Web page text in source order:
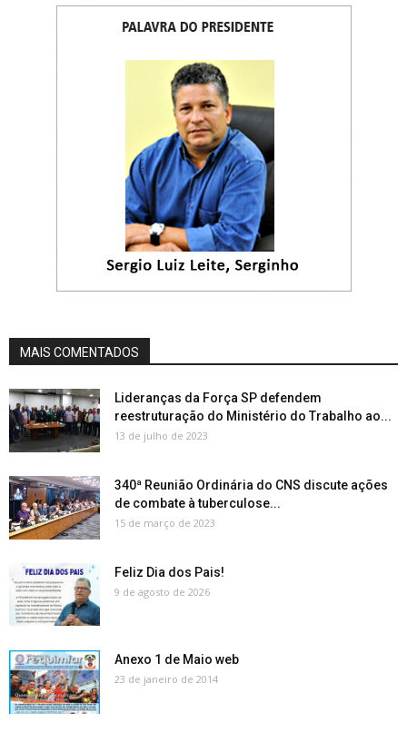
MAIS COMENTADOS
Lideranças da Força SP defendem
reestruturação do Ministério do Trabalho ao...
13 de julho de 2023
340ª Reunião Ordinária do CNS discute ações
de combate à tuberculose...
15 de março de 2023
Feliz Dia dos Pais!
9 de agosto de 2026
Anexo 1 de Maio web
23 de janeiro de 2014